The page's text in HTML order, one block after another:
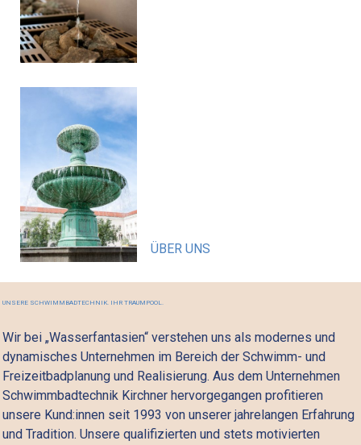
ÜBER UNS
UNSERE SCHWIMMBADTECHNIK. IHR TRAUMPOOL.
Wir bei „Wasserfantasien“ verstehen uns als modernes und
dynamisches Unternehmen im Bereich der Schwimm- und
Freizeitbadplanung und Realisierung. Aus dem Unternehmen
Schwimmbadtechnik Kirchner hervorgegangen profitieren
unsere Kund:innen seit 1993 von unserer jahrelangen Erfahrung
und Tradition. Unsere qualifizierten und stets motivierten